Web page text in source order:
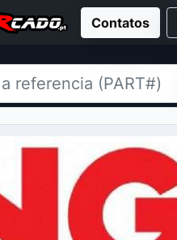
Contatos